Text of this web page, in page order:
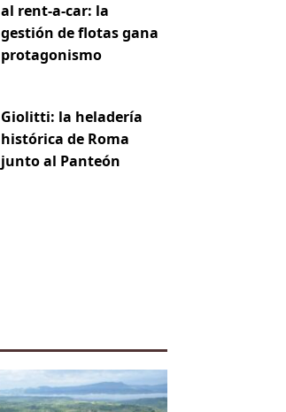
al rent-a-car: la
gestión de flotas gana
protagonismo
Giolitti: la heladería
histórica de Roma
junto al Panteón